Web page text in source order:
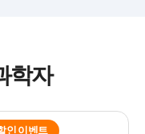
학자
인 이벤트